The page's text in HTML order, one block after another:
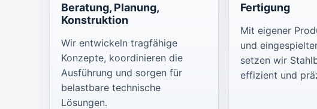
Beratung, Planung,
Konstruktion
Wir entwickeln tragfähige
Konzepte, koordinieren die
Ausführung und sorgen für
belastbare technische
Lösungen.
Fertigung
Mit eigener
und
setzen wir
effizient und